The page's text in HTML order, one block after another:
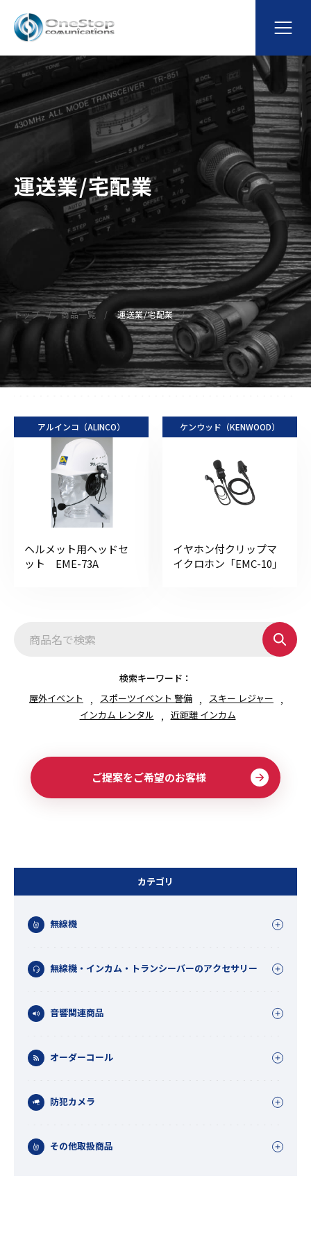
運送業/宅配業
トップ 商品一覧 運送業/宅配業
カテゴリ
無線機
無線機・インカム・トランシーバーのアクセサリー
音響関連商品
オーダーコール
防犯カメラ
その他取扱商品
アルインコ（ALINCO）
ヘルメット用ヘッドセ
ット EME-73A
ケンウッド（KENWOOD）
イヤホン付クリップマ
イクロホン「EMC-10」
検索キーワード：
屋外イベント
スポーツイベント 警備
スキー レジャー
インカム レンタル
近距離 インカム
ご提案をご希望のお客様